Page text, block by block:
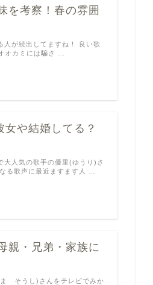
を考察！春の雰囲
人が続出してますね！ 良い歌
オカミには騙さ …
や結婚してる？
大人気の歌手の優里(ゆうり)さ
る歌声に最近ますます人 …
親・兄弟・家族に
そうし)さんをテレビでみか